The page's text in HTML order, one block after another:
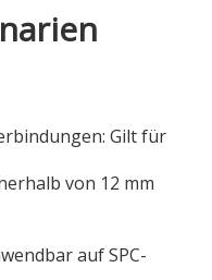
Gilt für
von 12 mm
auf SPC-